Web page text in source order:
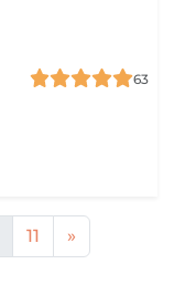
63
11 »